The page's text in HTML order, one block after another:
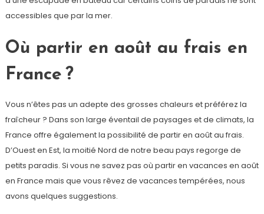
accessibles que par la mer.
Où partir en août au frais en
France ?
Vous n’êtes pas un adepte des grosses chaleurs et préférez la
fraîcheur ? Dans son large éventail de paysages et de climats, la
France offre également la possibilité de partir en août au frais.
D’Ouest en Est, la moitié Nord de notre beau pays regorge de
petits paradis. Si vous ne savez pas où partir en vacances en août
en France mais que vous rêvez de vacances tempérées, nous
avons quelques suggestions.